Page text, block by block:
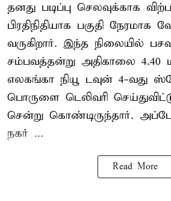
தனது படிப்பு செலவுக்காக
பிரதிநிதியாக பகுதி நேரமாக
வருகிறார். இந்த நிலையில்
சம்பவத்தன்று அதிகாலை
எலகங்கா நியூ டவுன் 4-வது
பொருளை டெலிவரி
சென்று கொண்டிருந்தார்.
நகர் ...
Read More